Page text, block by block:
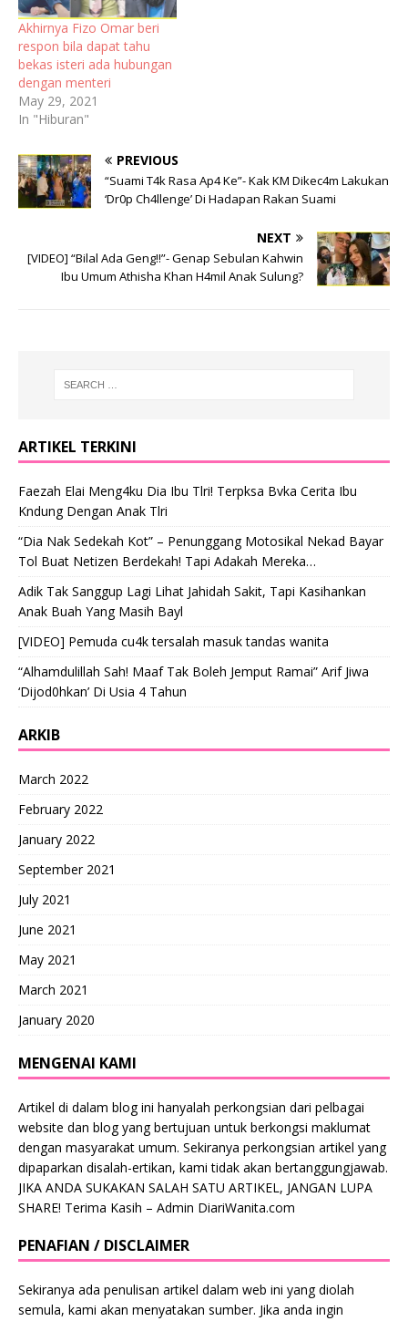
Akhirnya Fizo Omar beri
respon bila dapat tahu
bekas isteri ada hubungan
dengan menteri
May 29, 2021
In "Hiburan"
PREVIOUS
“Suami T4k Rasa Ap4 Ke”- Kak KM Dikec4m Lakukan
‘Dr0p Ch4llenge’ Di Hadapan Rakan Suami
NEXT
[VIDEO] “Bilal Ada Geng!!”- Genap Sebulan Kahwin
Ibu Umum Athisha Khan H4mil Anak Sulung?
ARTIKEL TERKINI
Faezah Elai Meng4ku Dia Ibu Tlri! Terpksa Bvka Cerita Ibu
Kndung Dengan Anak Tlri
“Dia Nak Sedekah Kot” – Penunggang Motosikal Nekad Bayar
Tol Buat Netizen Berdekah! Tapi Adakah Mereka…
Adik Tak Sanggup Lagi Lihat Jahidah Sakit, Tapi Kasihankan
Anak Buah Yang Masih Bayl
[VIDEO] Pemuda cu4k tersalah masuk tandas wanita
“Alhamdulillah Sah! Maaf Tak Boleh Jemput Ramai” Arif Jiwa
‘Dijod0hkan’ Di Usia 4 Tahun
ARKIB
March 2022
February 2022
January 2022
September 2021
July 2021
June 2021
May 2021
March 2021
January 2020
MENGENAI KAMI
Artikel di dalam blog ini hanyalah perkongsian dari pelbagai
website dan blog yang bertujuan untuk berkongsi maklumat
dengan masyarakat umum. Sekiranya perkongsian artikel yang
dipaparkan disalah-ertikan, kami tidak akan bertanggungjawab.
JIKA ANDA SUKAKAN SALAH SATU ARTIKEL, JANGAN LUPA
SHARE! Terima Kasih – Admin DiariWanita.com
PENAFIAN / DISCLAIMER
Sekiranya ada penulisan artikel dalam web ini yang diolah
semula, kami akan menyatakan sumber. Jika anda ingin